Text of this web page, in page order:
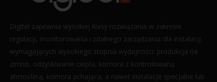
Digitel zapewnia wysokiej klasy rozwiązania w zakresie
regulacji, monitorowania i zdalnego zarządzania dla instalacji
wymagających wysokiego stopnia wydajności: produkcja na
zimno, odzyskiwanie ciepła, komora z kontrolowaną
atmosferą, komora pchająca, a nawet instalacje specjalne lub